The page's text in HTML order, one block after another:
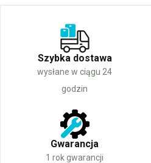
Szybka dostawa
wysłane w ciągu 24
godzin
Gwarancja
1 rok gwarancji